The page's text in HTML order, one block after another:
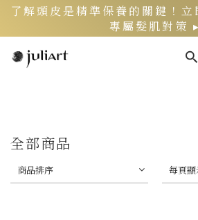
了解頭皮是精準保養的關鍵！
專屬髮肌對策 ▸
新客限定》LINE官方綁定會員
全部商品
商品排序 每頁